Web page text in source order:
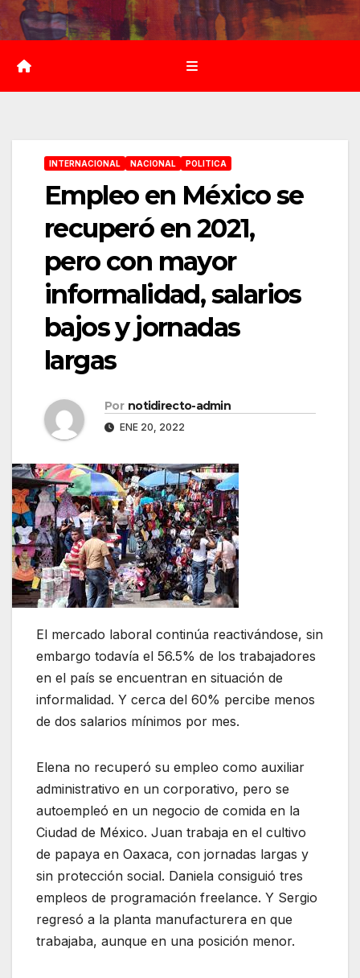
Saltar
al
contenido
INTERNACIONAL NACIONAL POLITICA
Empleo en México se
recuperó en 2021,
pero con mayor
informalidad, salarios
bajos y jornadas
largas
Por notidirecto-admin
ENE 20, 2022
El mercado laboral continúa reactivándose, sin
embargo todavía el 56.5% de los trabajadores
en el país se encuentran en situación de
informalidad. Y cerca del 60% percibe menos
de dos salarios mínimos por mes.
Elena no recuperó su empleo como auxiliar
administrativo en un corporativo, pero se
autoempleó en un negocio de comida en la
Ciudad de México. Juan trabaja en el cultivo
de papaya en Oaxaca, con jornadas largas y
sin protección social. Daniela consiguió tres
empleos de programación freelance. Y Sergio
regresó a la planta manufacturera en que
trabajaba, aunque en una posición menor.